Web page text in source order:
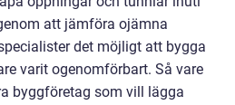
att jämföra ojämna
det möjligt att bygga
varit ogenomförbart. Så vare
byggföretag som vill lägga